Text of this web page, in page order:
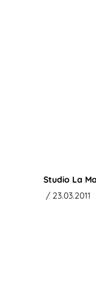
Studio La
/ 23.03.2011